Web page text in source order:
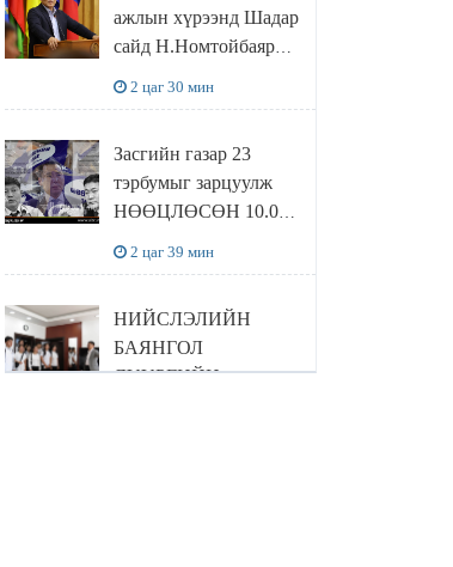
ажлын хүрээнд Шадар
сайд Н.Номтойбаяр
2 цаг 30 мин
Засгийн газар 23
тэрбумыг зарцуулж
НӨӨЦЛӨСӨН 10.000
2 цаг 39 мин
НИЙСЛЭЛИЙН
БАЯНГОЛ
ДҮҮРГИЙН